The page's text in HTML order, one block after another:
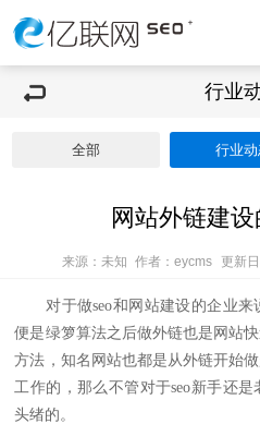
行业
全部 行业
网站外链建
来源：未知 作者：eycms 更新
对于做seo和网站建设的企业来
便是绿箩算法之后做外链也是网站
方法，知名网站也都是从外链开始
工作的，那么不管对于seo新手还
头绪的。